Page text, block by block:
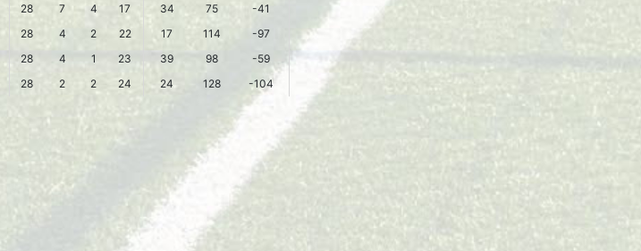
28 7 4 17 34 75
-41
28 4 2 22 17 114
-97
28 4 1 23 39 98
-59
28 2 2 24 24 128
-104